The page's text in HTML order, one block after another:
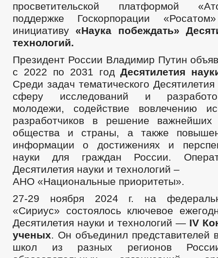
просветительской платформой
поддержке Госкорпорации
инициативу «Наука побеждать»
технологий.
Президент России Владимир Путин
с 2022 по 2031 годДесятилетия
Среди задач тематического
сферу исследований и
молодежи, содействие вовлечению
разработчиков в решение важнейших
общества и страны, а также
информации о достижениях и
науки для граждан России.
Десятилетия науки и технологий –
АНО «Национальные приоритеты».
27-29 ноября 2024 г. на
«Сириус» состоялось ключевое
Десятилетия науки и технологий — IV
ученых. Он объединил представителей
школ из разных регионов